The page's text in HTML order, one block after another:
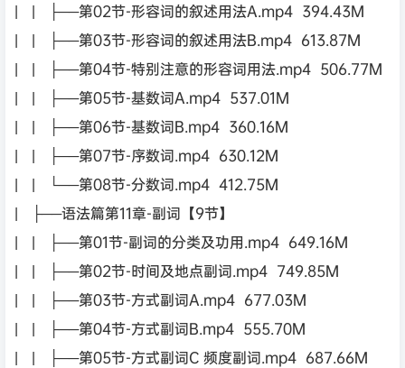
| | ├──第02节-形容词的叙述用法A.mp4 394.43M
| | ├──第03节-形容词的叙述用法B.mp4 613.87M
| | ├──第04节-特别注意的形容词用法.mp4 506.77M
| | ├──第05节-基数词A.mp4 537.01M
| | ├──第06节-基数词B.mp4 360.16M
| | ├──第07节-序数词.mp4 630.12M
| | └──第08节-分数词.mp4 412.75M
| ├──语法篇第11章-副词【9节】
| | ├──第01节-副词的分类及功用.mp4 649.16M
| | ├──第02节-时间及地点副词.mp4 749.85M
| | ├──第03节-方式副词A.mp4 677.03M
| | ├──第04节-方式副词B.mp4 555.70M
| | ├──第05节-方式副词C 频度副词.mp4 687.66M